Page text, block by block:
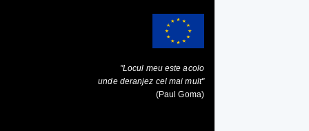
"Locul meu este acolo
unde deranjez cel mai mult"
(Paul Goma)